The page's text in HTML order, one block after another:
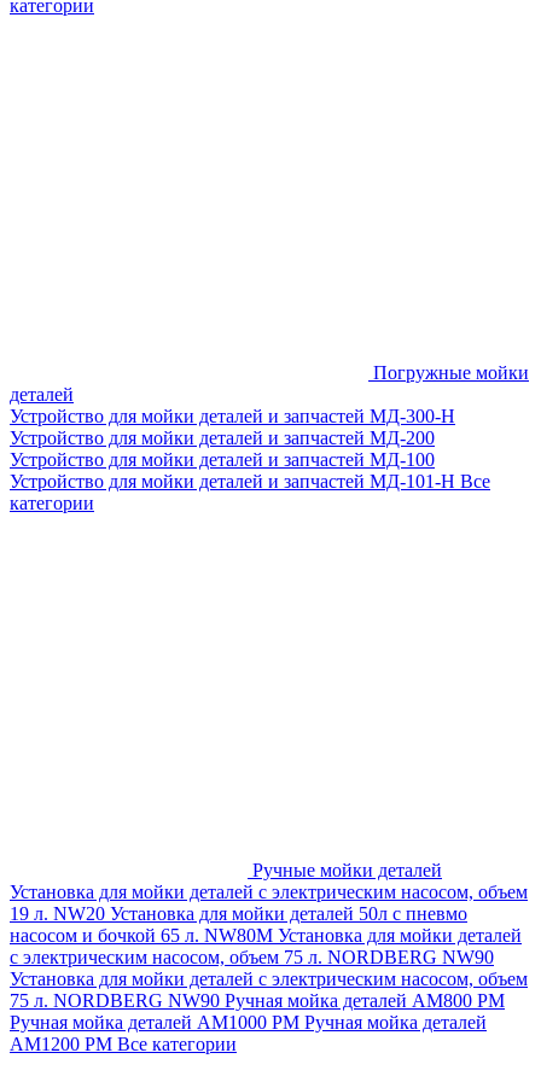
категории
Погружные мойки
деталей
Устройство для мойки деталей и запчастей МД-300-H
Устройство для мойки деталей и запчастей МД-200
Устройство для мойки деталей и запчастей МД-100
Устройство для мойки деталей и запчастей МД-101-Н Все
категории
Ручные мойки деталей
Установка для мойки деталей с электрическим насосом, объем
19 л. NW20 Установка для мойки деталей 50л с пневмо
насосом и бочкой 65 л. NW80M Установка для мойки деталей
с электрическим насосом, объем 75 л. NORDBERG NW90
Установка для мойки деталей с электрическим насосом, объем
75 л. NORDBERG NW90 Ручная мойка деталей АМ800 РМ
Ручная мойка деталей АМ1000 РМ Ручная мойка деталей
АМ1200 РМ Все категории